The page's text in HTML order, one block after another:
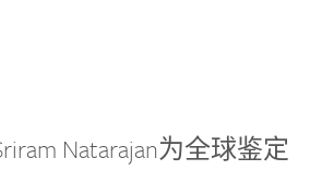
Natarajan为全球鉴定